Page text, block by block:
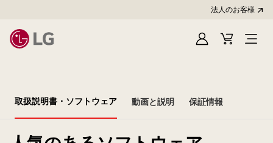
法人のお客様
Sign
Cart
取扱説明書・ソフトウェア 動画と説明 保証情報